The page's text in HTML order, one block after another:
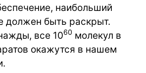
наибольший
должен быть раскрыт.
все 1060 молекул в
окажутся в нашем